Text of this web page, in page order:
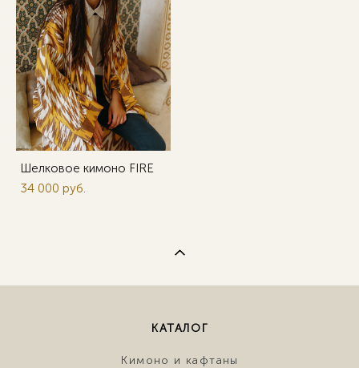
Шелковое кимоно FIRE
34 000 pуб.
КАТАЛОГ
Кимоно и кафтаны